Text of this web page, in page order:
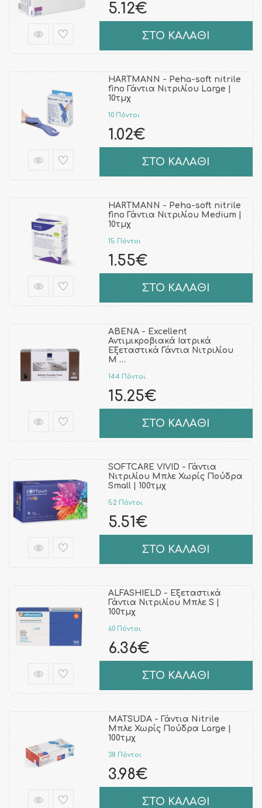
5.12€
ΣΤΟ ΚΑΛΑΘΙ
HARTMANN - Peha-soft nitrile
fino Γάντια Νιτριλίου Large |
10τμχ
10 Πόντοι
1.02€
ΣΤΟ ΚΑΛΑΘΙ
HARTMANN - Peha-soft nitrile
fino Γάντια Νιτριλίου Medium |
10τμχ
15 Πόντοι
1.55€
ΣΤΟ ΚΑΛΑΘΙ
ABENA - Excellent
Αντιμικροβιακά Ιατρικά
Εξεταστικά Γάντια Νιτριλίου
Μ …
144 Πόντοι
15.25€
ΣΤΟ ΚΑΛΑΘΙ
SOFTCARE VIVID - Γάντια
Νιτριλίου Μπλε Χωρίς Πούδρα
Small | 100τμχ
52 Πόντοι
5.51€
ΣΤΟ ΚΑΛΑΘΙ
ALFASHIELD - Εξεταστικά
Γάντια Νιτριλίου Μπλε S |
100τμχ
60 Πόντοι
6.36€
ΣΤΟ ΚΑΛΑΘΙ
MATSUDA - Γάντια Nitrile
Μπλε Χωρίς Πούδρα Large |
100τμχ
38 Πόντοι
3.98€
ΣΤΟ ΚΑΛΑΘΙ